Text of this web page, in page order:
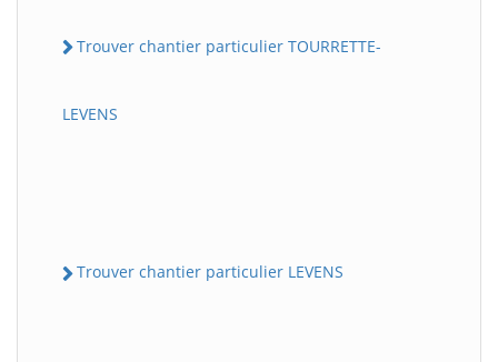
Trouver chantier particulier TOURRETTE-
LEVENS
Trouver chantier particulier LEVENS